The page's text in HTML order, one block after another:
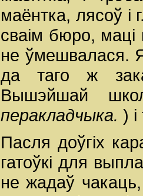
маёнтка, лясоў і
сваім бюро,
не ўмешвалася.
да таго ж
Вышэйшай
перакладчыка. )
Пасля доўгіх
гатоўкі для
не жадаў